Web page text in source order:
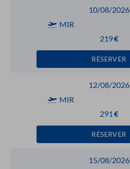
10/08/2026
MIR
219€
RÉSERVER
12/08/2026
MIR
291 €
RÉSERVER
15/08/2026